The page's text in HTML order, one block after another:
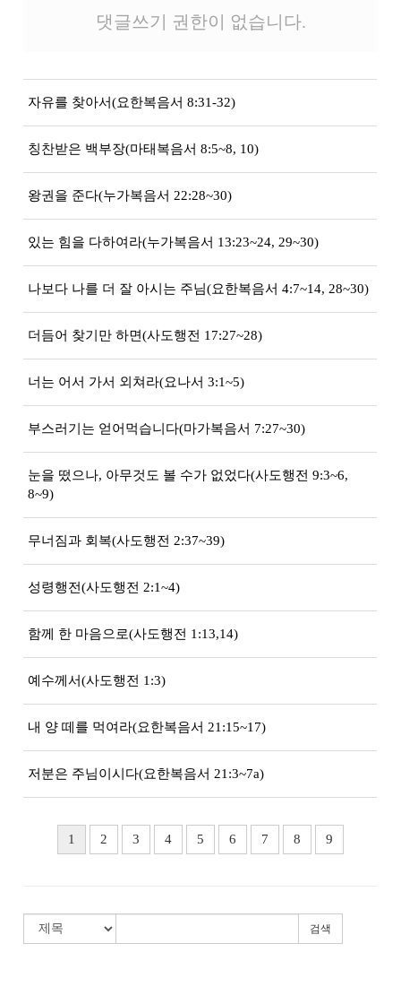
댓글쓰기 권한이 없습니다.
자유를 찾아서(요한복음서 8:31-32)
칭찬받은 백부장(마태복음서 8:5~8, 10)
왕권을 준다(누가복음서 22:28~30)
있는 힘을 다하여라(누가복음서 13:23~24, 29~30)
나보다 나를 더 잘 아시는 주님(요한복음서 4:7~14, 28~30)
더듬어 찾기만 하면(사도행전 17:27~28)
너는 어서 가서 외쳐라(요나서 3:1~5)
부스러기는 얻어먹습니다(마가복음서 7:27~30)
눈을 떴으나, 아무것도 볼 수가 없었다(사도행전 9:3~6,
8~9)
무너짐과 회복(사도행전 2:37~39)
성령행전(사도행전 2:1~4)
함께 한 마음으로(사도행전 1:13,14)
예수께서(사도행전 1:3)
내 양 떼를 먹여라(요한복음서 21:15~17)
저분은 주님이시다(요한복음서 21:3~7a)
1 2 3 4 5 6 7 8 9
검색